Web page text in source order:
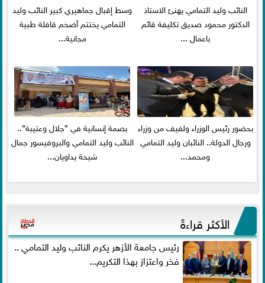
النائب وليد التمامي يهنئ الاستاذ
الدكتور محمود صديق تكليفة قائم
باعمال ...
وسط إقبال جماهيري كبير النائب وليد
التمامي يختتم أضخم قافلة طبية
مجانية...
بحضور رئيس الوزراء ولفيف من وزراء
ورجال الدولة.. النائبان وليد التمامي
ومحمد...
بصمة إنسانية في ”جلال وعتيبة”..
النائب وليد التمامي والبروفيسور جمال
شيحة يداويان...
الأكثر قراءةً
رئيس جامعة الأزهر يكرم النائب وليد التمامي ..
فخر واعتزاز بهذا التكريم...